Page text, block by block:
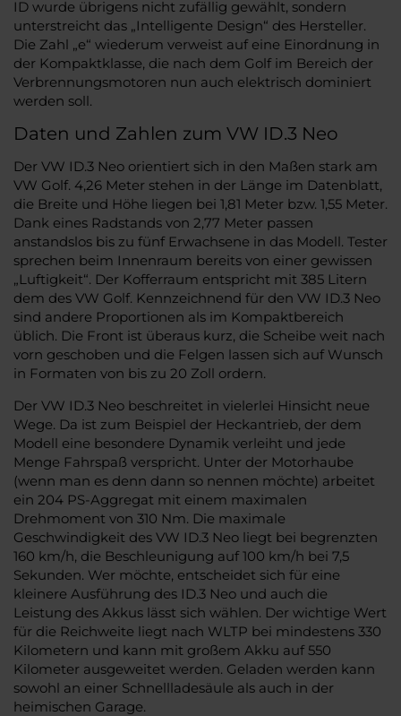
ID wurde übrigens nicht zufällig gewählt, sondern
unterstreicht das „Intelligente Design“ des Hersteller.
Die Zahl „e“ wiederum verweist auf eine Einordnung in
der Kompaktklasse, die nach dem Golf im Bereich der
Verbrennungsmotoren nun auch elektrisch dominiert
werden soll.
Daten und Zahlen zum VW ID.3 Neo
Der VW ID.3 Neo orientiert sich in den Maßen stark am
VW Golf. 4,26 Meter stehen in der Länge im Datenblatt,
die Breite und Höhe liegen bei 1,81 Meter bzw. 1,55 Meter.
Dank eines Radstands von 2,77 Meter passen
anstandslos bis zu fünf Erwachsene in das Modell. Tester
sprechen beim Innenraum bereits von einer gewissen
„Luftigkeit“. Der Kofferraum entspricht mit 385 Litern
dem des VW Golf. Kennzeichnend für den VW ID.3 Neo
sind andere Proportionen als im Kompaktbereich
üblich. Die Front ist überaus kurz, die Scheibe weit nach
vorn geschoben und die Felgen lassen sich auf Wunsch
in Formaten von bis zu 20 Zoll ordern.
Der VW ID.3 Neo beschreitet in vielerlei Hinsicht neue
Wege. Da ist zum Beispiel der Heckantrieb, der dem
Modell eine besondere Dynamik verleiht und jede
Menge Fahrspaß verspricht. Unter der Motorhaube
(wenn man es denn dann so nennen möchte) arbeitet
ein 204 PS-Aggregat mit einem maximalen
Drehmoment von 310 Nm. Die maximale
Geschwindigkeit des VW ID.3 Neo liegt bei begrenzten
160 km/h, die Beschleunigung auf 100 km/h bei 7,5
Sekunden. Wer möchte, entscheidet sich für eine
kleinere Ausführung des ID.3 Neo und auch die
Leistung des Akkus lässt sich wählen. Der wichtige Wert
für die Reichweite liegt nach WLTP bei mindestens 330
Kilometern und kann mit großem Akku auf 550
Kilometer ausgeweitet werden. Geladen werden kann
sowohl an einer Schnellladesäule als auch in der
heimischen Garage.